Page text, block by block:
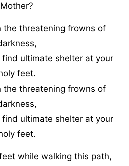
Mother?
the threatening frowns of
ultimate shelter at your
feet.
the threatening frowns of
ultimate shelter at your
feet.
while walking this path,